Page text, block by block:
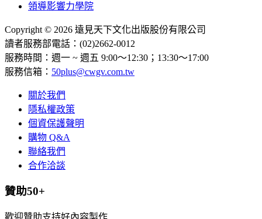
領導影響力學院
Copyright © 2026 遠見天下文化出版股份有限公司
讀者服務部電話：(02)2662-0012
服務時間：週一 ~ 週五 9:00～12:30；13:30～17:00
服務信箱： 50plus@cwgv.com.tw
關於我們
隱私權政策
個資保護聲明
購物 Q&A
聯絡我們
合作洽談
贊助50+
歡迎贊助支持好內容製作